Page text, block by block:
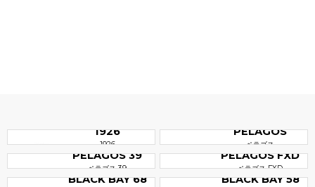
1926
1926
PELAGOS
ペラゴス
PELAGOS 39
ペラゴス 39
PELAGOS FXD
ペラゴス FXD
BLACK BAY 68 BLACK BAY 58